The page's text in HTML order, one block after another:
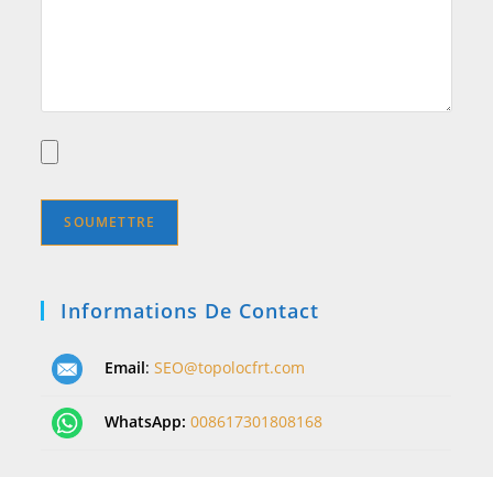
Informations De Contact
Email:SEO@topolocfrt.com
WhatsApp:008617301808168